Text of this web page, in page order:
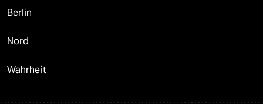
Berlin
Nord
Wahrheit